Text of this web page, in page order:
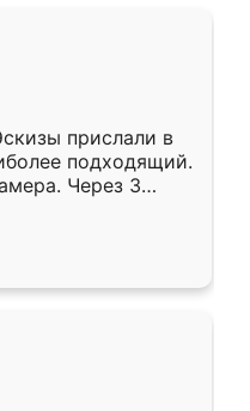
прислали в
подходящий.
Через 3
Остались
Ренессанс